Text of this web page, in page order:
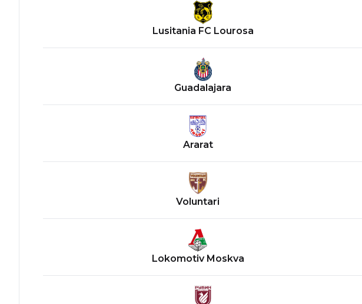
Lusitania FC Lourosa
Guadalajara
Ararat
Voluntari
Lokomotiv Moskva